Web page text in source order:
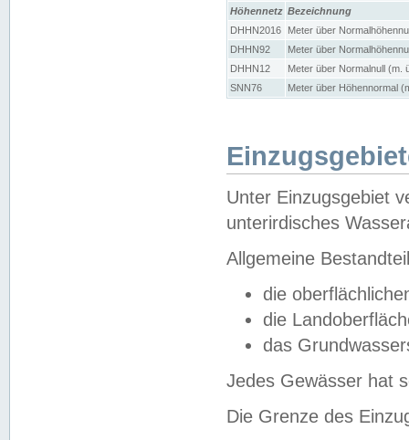
Höhennetz Bezeichnung
DHHN2016
Meter über
DHHN92
Meter über
DHHN12
Meter über Normalnull (m.
SNN76
Meter über Höhennormal
Unter Einzugsgebiet
unterirdisches
Allgemeine
die
die
das
Jedes Gewässer hat
Die Grenze des